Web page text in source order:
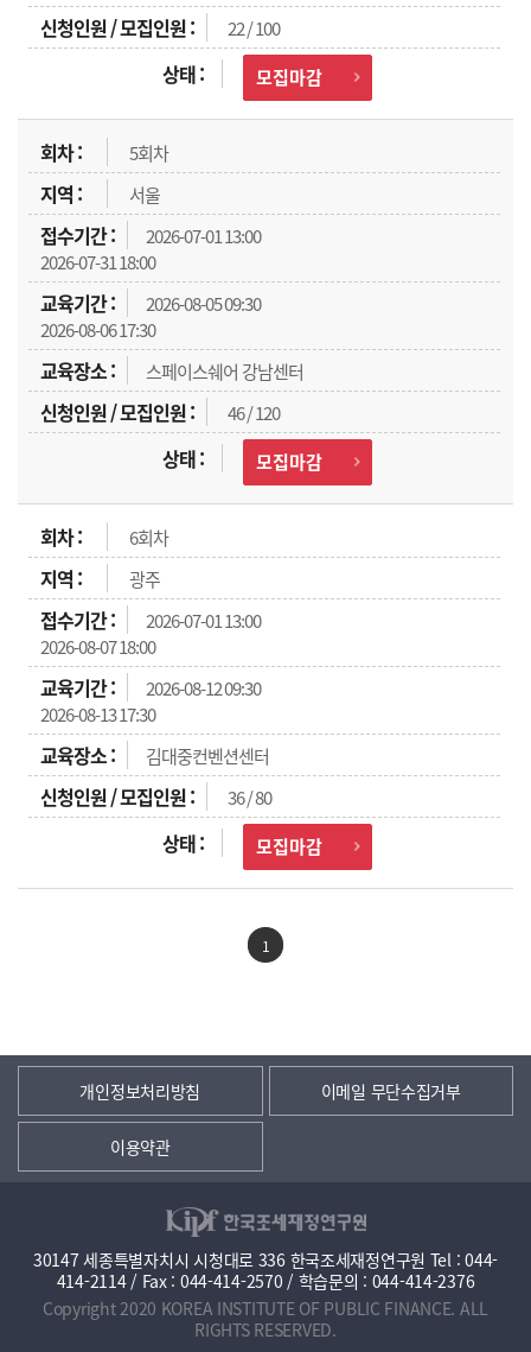
22 / 100
모집마감
5회차
서울
2026-07-01 13:00
2026-07-31 18:00
2026-08-05 09:30
2026-08-06 17:30
스페이스쉐어 강남센터
46 / 120
모집마감
6회차
광주
2026-07-01 13:00
2026-08-07 18:00
2026-08-12 09:30
2026-08-13 17:30
김대중컨벤션센터
36 / 80
모집마감
1
개인정보처리방침 이메일 무단수집거부
이용약관
30147 세종특별자치시 시청대로 336 한국조세재정연구원 Tel : 044-
414-2114 / Fax : 044-414-2570 / 학습문의 : 044-414-2376
Copyright 2020 KOREA INSTITUTE OF PUBLIC FINANCE. ALL
RIGHTS RESERVED.